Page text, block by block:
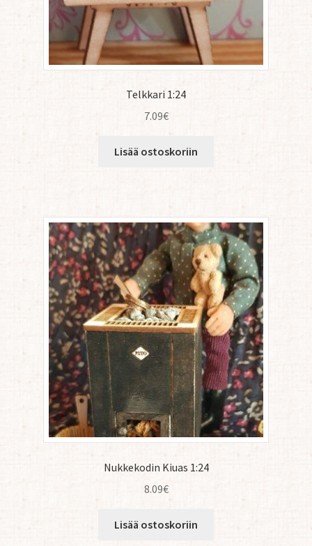
Telkkari 1:24
7.09€
Lisää ostoskoriin
Nukkekodin Kiuas 1:24
8.09€
Lisää ostoskoriin